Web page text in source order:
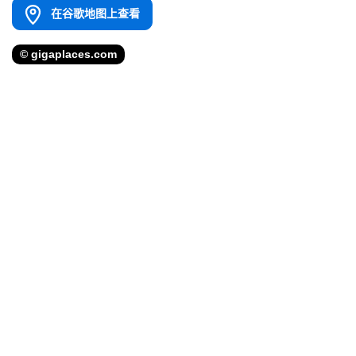
在谷歌地图上查看
© gigaplaces.com